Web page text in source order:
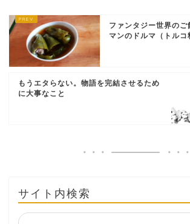
ファンタジー世界の
マンのドルマ（トルコ
もうエタらない。物語を完結させるため
に大事なこと
サイト内検索